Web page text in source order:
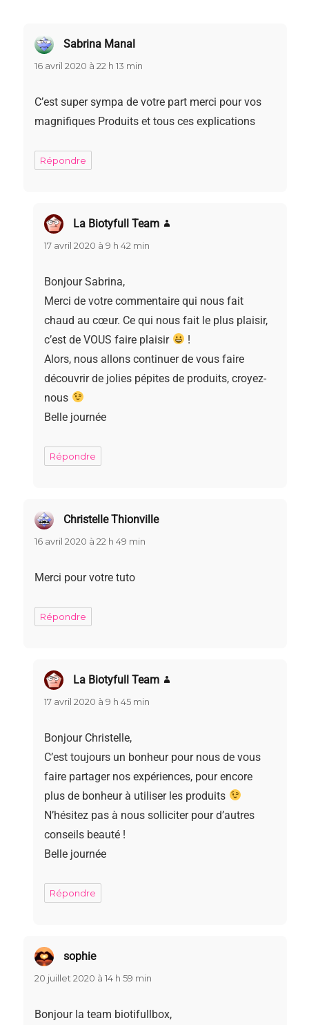
Sabrina Manal
16 avril 2020 à 22 h 13 min
C’est super sympa de votre part merci pour vos
magnifiques Produits et tous ces explications
Répondre
La Biotyfull Team
17 avril 2020 à 9 h 42 min
Bonjour Sabrina,
Merci de votre commentaire qui nous fait
chaud au cœur. Ce qui nous fait le plus plaisir,
c’est de VOUS faire plaisir
!
Alors, nous allons continuer de vous faire
découvrir de jolies pépites de produits, croyez-
nous
Belle journée
Répondre
Christelle Thionvilledit :
16 avril 2020 à 22 h 49 min
Merci pour votre tuto
Répondre
La Biotyfull Team
17 avril 2020 à 9 h 45 min
Bonjour Christelle,
C’est toujours un bonheur pour nous de vous
faire partager nos expériences, pour encore
plus de bonheur à utiliser les produits
N’hésitez pas à nous solliciter pour d’autres
conseils beauté !
Belle journée
Répondre
sophiedit :
20 juillet 2020 à 14 h 59 min
Bonjour la team biotifullbox,